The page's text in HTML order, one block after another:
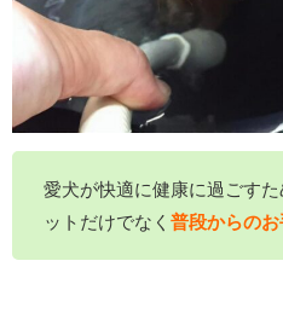
愛犬が快適に健康に過ごす
ットだけでなく 普段からの